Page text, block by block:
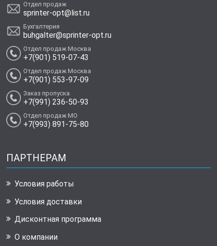
Отдел продаж
sprinter-opt@list.ru
Бухгалтерия
buhgalter@sprinter-opt.ru
Отдел продаж Москва
+7(901) 519-07-43
Отдел продаж Москва
+7(901) 553-97-09
Заказ пропуска
+7(991) 236-50-93
Отдел продаж МО
+7(993) 891-75-80
ПАРТНЕРАМ
Условия работы
Условия доставки
Дисконтная программа
О компании